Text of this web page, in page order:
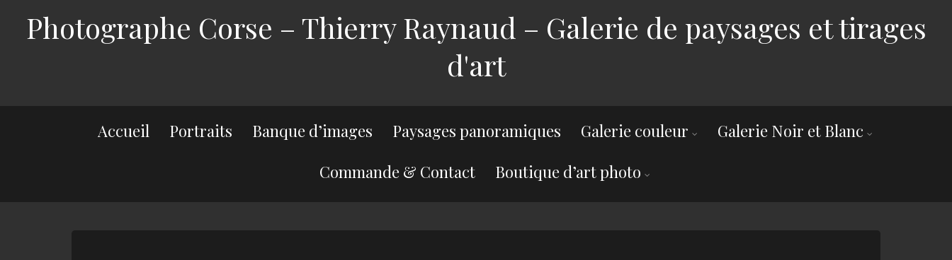
Photographe Corse – Thierry Raynaud – Galerie de paysages et tirages
d'art
Accueil Portraits Banque d’images Paysages panoramiques Galerie couleur
Galerie Noir et Blanc
Commande & Contact
Boutique d’art photo